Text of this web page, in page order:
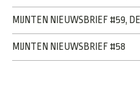
MIJNTEN NIEUWSBRIEF #59,
MIJNTEN NIEUWSBRIEF #58